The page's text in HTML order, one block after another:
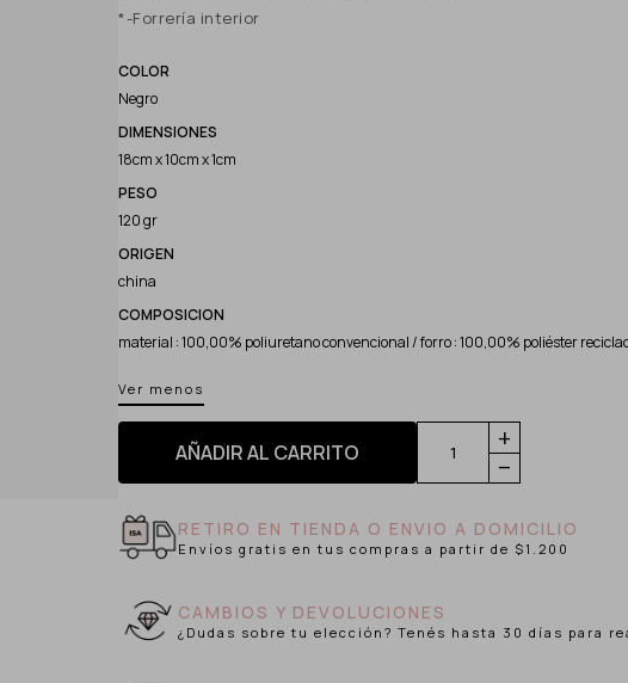
*-Forrería interior
COLOR
Negro
DIMENSIONES
18cm x 10cm x 1cm
PESO
120 gr
ORIGEN
china
COMPOSICION
material : 100,00% poliuretano convencional / forro : 100,00% poliéster
Ver menos
AÑADIR AL CARRITO
add
remove
RETIRO EN TIENDA O ENVIO A DOMICILIO
Envíos gratis en tus compras a partir de $1.200
CAMBIOS Y DEVOLUCIONES
¿Dudas sobre tu elección? Tenés hasta 30 días para